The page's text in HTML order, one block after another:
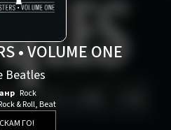
• VOLUME ONE
Beatles
Rock
& Roll,Beat
ГО!